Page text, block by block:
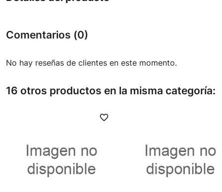
Comentarios (0)
No hay reseñas de clientes en este momento.
16 otros productos en la misma categoría:
favorite_border